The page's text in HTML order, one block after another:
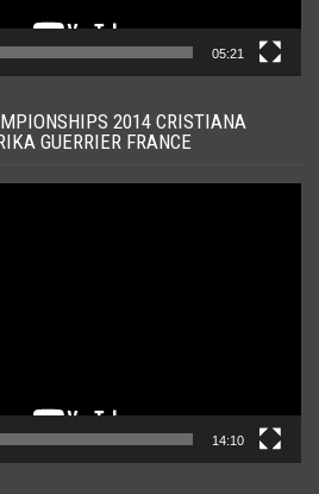
05:21
2014 CRISTIANA
GUERRIER FRANCE
14:10